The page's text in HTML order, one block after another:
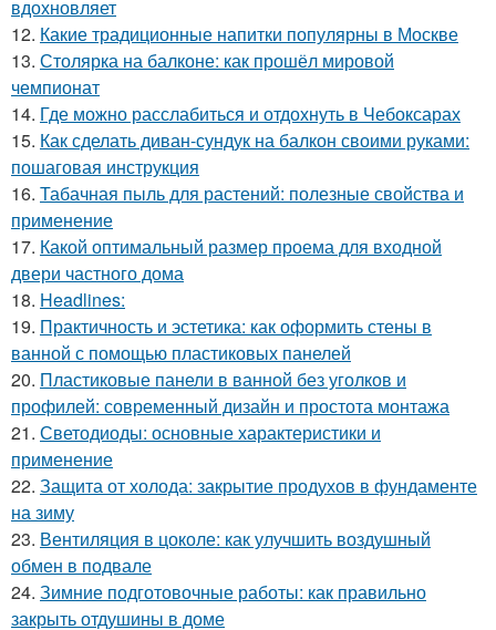
вдохновляет
12. Какие традиционные напитки популярны в Москве
13. Столярка на балконе: как прошёл мировой
чемпионат
14. Где можно расслабиться и отдохнуть в Чебоксарах
15. Как сделать диван-сундук на балкон своими руками:
пошаговая инструкция
16. Табачная пыль для растений: полезные свойства и
применение
17. Какой оптимальный размер проема для входной
двери частного дома
18. Headlines:
19. Практичность и эстетика: как оформить стены в
ванной с помощью пластиковых панелей
20. Пластиковые панели в ванной без уголков и
профилей: современный дизайн и простота монтажа
21. Светодиоды: основные характеристики и
применение
22. Защита от холода: закрытие продухов в фундаменте
на зиму
23. Вентиляция в цоколе: как улучшить воздушный
обмен в подвале
24. Зимние подготовочные работы: как правильно
закрыть отдушины в доме